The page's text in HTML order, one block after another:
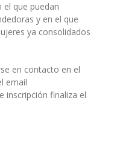
el que puedan
y en el que
ya consolidados
en contacto en el
email
inscripción finaliza el